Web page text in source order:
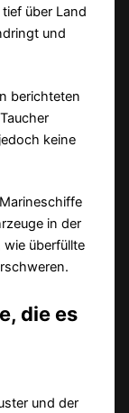
über Land
und
berichteten
keine
in der
wie überfüllte
die es
und der